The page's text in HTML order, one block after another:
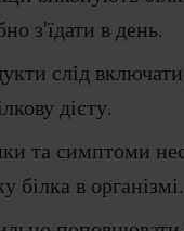
з'їдати в день.
слід
дієту.
та симптоми
білка в організмі.